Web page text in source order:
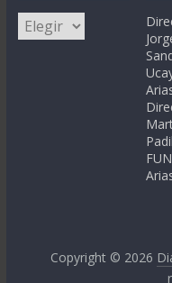
Categorías
Copyright © 2026